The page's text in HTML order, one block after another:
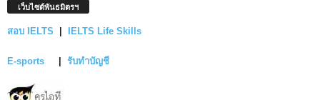
เว็บไซต์พันธมิตรฯ
สอบ IELTS IELTS Life Skills
E-sports รับทำบัญชี